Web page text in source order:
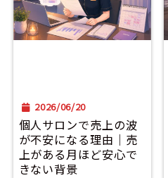
2026/06/20
個人サロンで売上の波
が不安になる理由｜売
上がある月ほど安心で
きない背景